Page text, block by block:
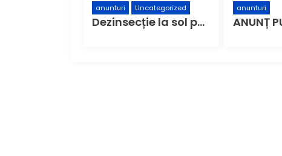
anunturi Uncategorized
Dezinsecție la sol pe domeniul public din municipiul Buzău – Etapa a 4-a
anunturi